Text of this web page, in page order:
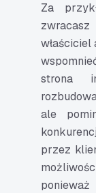
Za
właściciel
strona
ale
przez